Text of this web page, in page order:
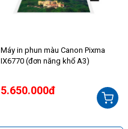
Máy in phun màu Canon Pixma
IX6770 (đơn năng khổ A3)
5.650.000đ